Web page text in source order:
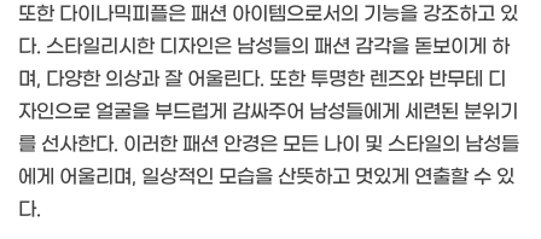
또한 다이나믹피플은 패션 아이템으로서의 기능을 강조하고 있
다. 스타일리시한 디자인은 남성들의 패션 감각을 돋보이게 하
며, 다양한 의상과 잘 어울린다. 또한 투명한 렌즈와 반무테 디
자인으로 얼굴을 부드럽게 감싸주어 남성들에게 세련된 분위기
를 선사한다. 이러한 패션 안경은 모든 나이 및 스타일의 남성들
에게 어울리며, 일상적인 모습을 산뜻하고 멋있게 연출할 수 있
다.